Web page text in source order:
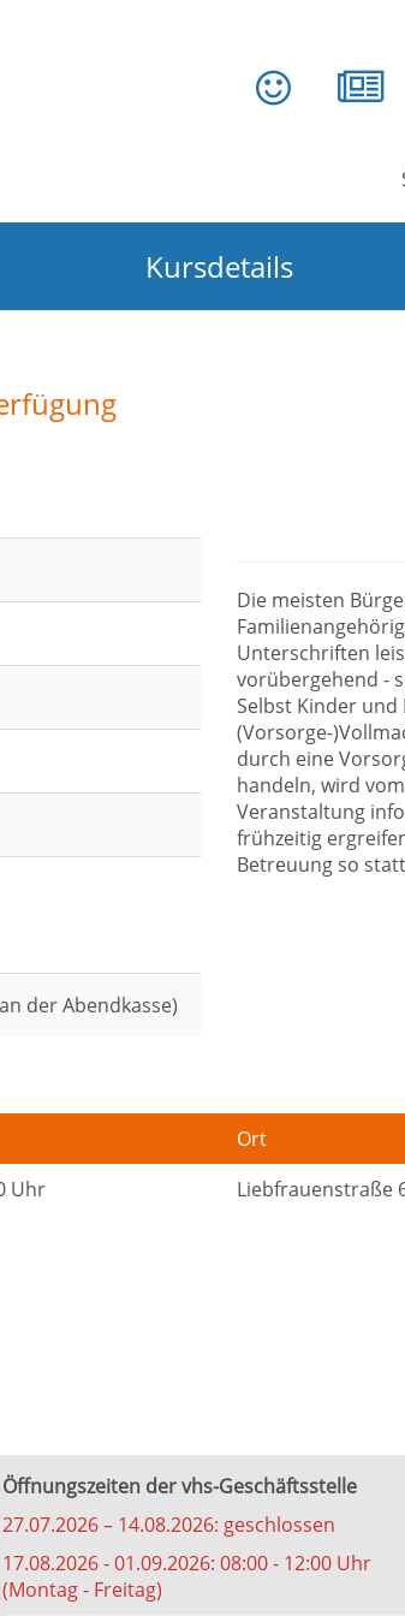
Kursdetails
der Abendkasse)
Die meisten
Unterschriften
vorübergehend -
Selbst Kinder
(Vorsorge-
durch eine
handeln, wird
Veranstaltung
frühzeitig
Betreuung so
Ort
Uhr Liebfrauenstraße
Öffnungszeiten der vhs-Geschäftsstelle
27.07.2026 – 14.08.2026: geschlossen
17.08.2026 - 01.09.2026: 08:00 - 12:00 Uhr
(Montag - Freitag)